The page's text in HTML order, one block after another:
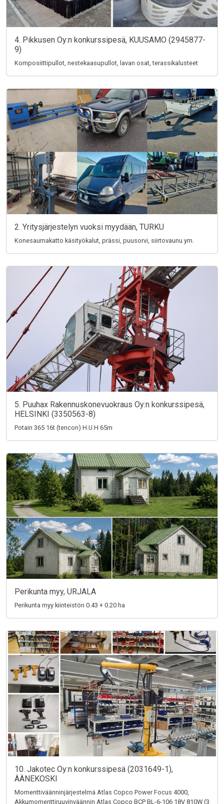
4. Pikkusen Oy:n konkurssipesä, KUUSAMO (2945877-
9)
Komposiittipullot, nestekaasupullot, lavan osat, terassikalusteet
2. Yritysjärjestelyn vuoksi myydään, TURKU
Konesaumakatto käsityökalut, prässi, puusorvi, siirtovaunu ym.
5. Puuhax Rakennuskonevuokraus Oy:n konkurssipesä,
HELSINKI (3350563-8)
Potain 365 16t (tencon) H.U.H 65m
Perikunta myy, URJALA
Perikunta myy kiinteistön 0.43 + 0.20 ha
10. Jakotec Oy:n konkurssipesä (2031649-1),
ÄÄNEKOSKI
Momenttiväänninjärjestelmä Atlas Copco Power Focus 4000,
Akkumomenttiruuvinväännin Atlas Copco BCP BL-6-106 18V 810W (3